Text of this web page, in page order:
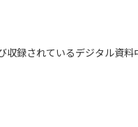
録されているデジタル資料